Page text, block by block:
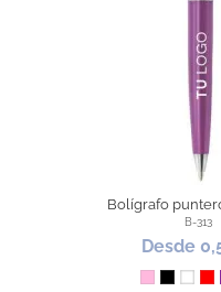
Bolígrafo
B-313
Desde
RosaNegro